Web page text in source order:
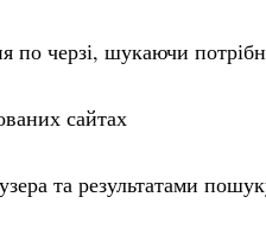
по черзі, шукаючи
сайтах
та результатами